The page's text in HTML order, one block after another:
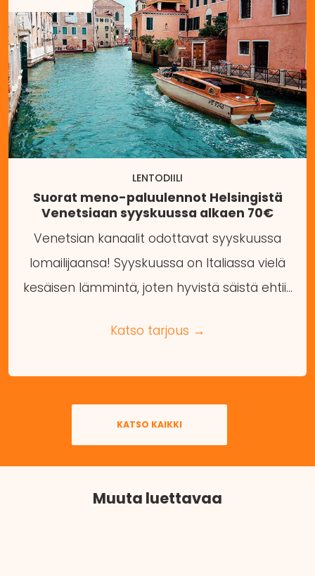
LENTODIILI
Suorat meno-paluulennot Helsingistä
Venetsiaan syyskuussa alkaen 70€
Venetsian kanaalit odottavat syyskuussa
lomailijaansa! Syyskuussa on Italiassa vielä
kesäisen lämmintä, joten hyvistä säistä ehtii…
Katso tarjous →
KATSO KAIKKI
Muuta luettavaa